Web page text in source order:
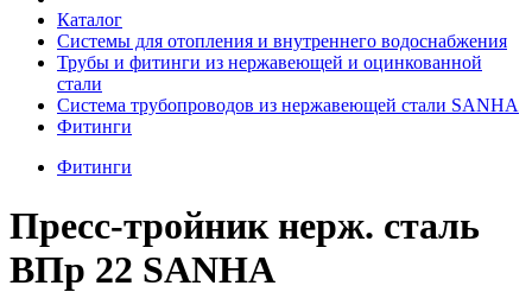
Каталог
Системы для отопления и внутреннего водоснабжения
Трубы и фитинги из нержавеющей и оцинкованной
стали
Система трубопроводов из нержавеющей стали SANHA
Фитинги
Фитинги
Пресс-тройник нерж. сталь
ВПр 22 SANHA